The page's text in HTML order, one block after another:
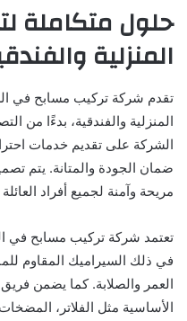
حلول متكاملة
المنزلية
تقدم شركة تركيب مسابح في
المنزلية والفندقية، بدءًا من
الشركة على تقديم خدمات
ضمان الجودة والمتانة. يتم
مريحة وآمنة لجميع أفراد
تعتمد شركة تركيب مسابح في
في ذلك السيراميك المقاوم
العمر والصلابة. كما يضمن
الأساسية مثل الفلاتر،